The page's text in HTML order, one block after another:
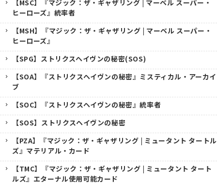
【MSC】『マジック：ザ・ギャザリング | マーベル スーパー・
ヒーローズ』統率者
【MSH】『マジック：ザ・ギャザリング | マーベル スーパー・
ヒーローズ』
【SPG】ストリクスヘイヴンの秘密(SOS)
【SOA】『ストリクスヘイヴンの秘密』ミスティカル・アーカイ
ブ
【SOC】『ストリクスヘイヴンの秘密』統率者
【SOS】ストリクスヘイヴンの秘密
【PZA】『マジック：ザ・ギャザリング | ミュータント タートル
ズ』マテリアル・カード
【TMC】『マジック：ザ・ギャザリング | ミュータント タート
ルズ』エターナル使用可能カード